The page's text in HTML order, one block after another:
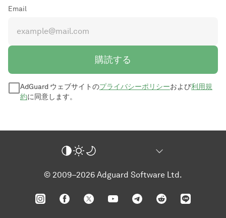
Email
購読する
AdGuard ウェブサイトのプライバシーポリシーおよび利用規
約に同意します。
© 2009–2026 Adguard Software Ltd.